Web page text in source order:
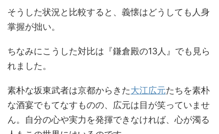
そうした状況と比較すると、義懐はどうしても人身
掌握が拙い。
ちなみにこうした対比は『鎌倉殿の13人』でも見ら
れました。
素朴な坂東武者は京都からきた大江広元たちを素朴
な酒宴でもてなすものの、広元は目が笑っていませ
ん。自分の心や実力を発揮できなければ、心が濁る